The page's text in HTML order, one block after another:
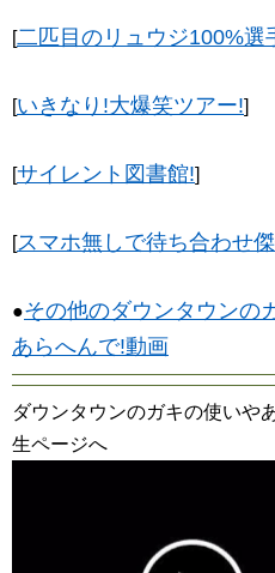
[二匹目のリュウジ100%選
[いきなり!大爆笑ツアー!]
[サイレント図書館!]
[スマホ無しで待ち合わせ
●その他のダウンタウンの
あらへんで!動画
ダウンタウンのガキの使いや
生ページへ